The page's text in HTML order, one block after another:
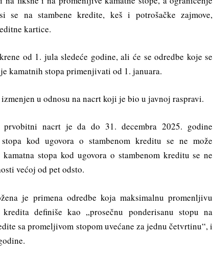
se na stambene kredite, keš i potrošačke zajmove,
kartice.
od 1. jula sledeće godine, ali će se odredbe koje se
kamatnih stopa primenjivati od 1. januara.
u odnosu na nacrt koji je bio u javnoj raspravi.
nacrt je da do 31. decembra 2025. godine
kod ugovora o stambenom kreditu se ne može
stopa kod ugovora o stambenom kreditu se ne
većoj od pet odsto.
je primena odredbe koja maksimalnu promenljivu
definiše kao „prosečnu ponderisanu stopu na
sa promeljivom stopom uvećane za jednu četvrtinu“, i